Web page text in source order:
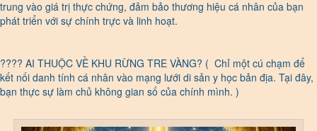
trung vào giá trị thực chứng, đảm bảo thương hiệu cá nhân của bạn
phát triển với sự chính trực và linh hoạt.
???? AI THUỘC VỀ KHU RỪNG TRE VÀNG? ( Chỉ một cú chạm để
kết nối danh tính cá nhân vào mạng lưới di sản y học bản địa. Tại đây,
bạn thực sự làm chủ không gian số của chính mình. )